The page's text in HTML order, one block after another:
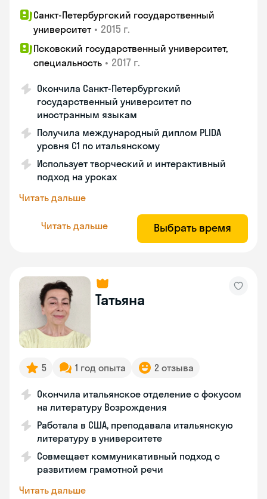
Санкт-Петербургский государственный
университет • 2015 г.
Псковский государственный университет,
специальность • 2017 г.
Окончила Санкт-Петербургский
государственный университет по
иностранным языкам
Получила международный диплом PLIDA
уровня С1 по итальянскому
Использует творческий и интерактивный
подход на уроках
Читать дальше
Читать дальше Выбрать время
Татьяна
5 1 год опыта 2 отзыва
Окончила итальянское отделение с фокусом
на литературу Возрождения
Работала в США, преподавала итальянскую
литературу в университете
Совмещает коммуникативный подход с
развитием грамотной речи
Читать дальше